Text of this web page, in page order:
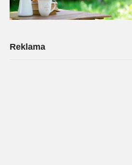
Reklama